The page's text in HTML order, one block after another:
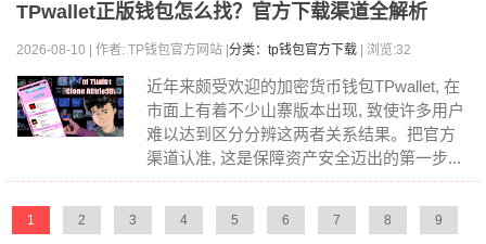
TPwallet正版钱包怎么找？官方下载渠道全解析
2026-08-10 | 作者: TP钱包官方网站 | 分类：tp钱包官方下载 | 浏览:32
近年来颇受欢迎的加密货币钱包TPwallet, 在
市面上有着不少山寨版本出现, 致使许多用户
难以达到区分分辨这两者关系结果。把官方
渠道认准, 这是保障资产安全迈出的第一步...
1 2 3 4 5 6 7 8 9